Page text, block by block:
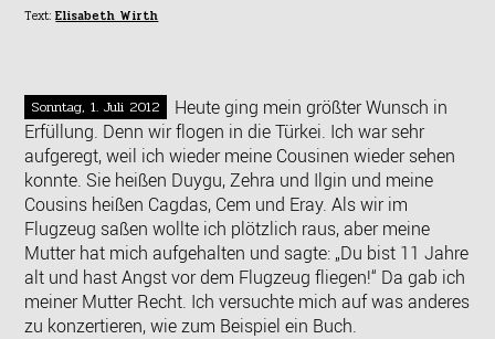
Text:Elisabeth Wirth
Sonntag, 1. Juli 2012
Heute ging mein größter Wunsch in
Erfüllung. Denn wir flogen in die Türkei. Ich war sehr
aufgeregt, weil ich wieder meine Cousinen wieder sehen
konnte. Sie heißen Duygu, Zehra und Ilgin und meine
Cousins heißen Cagdas, Cem und Eray. Als wir im
Flugzeug saßen wollte ich plötzlich raus, aber meine
Mutter hat mich aufgehalten und sagte: „Du bist 11 Jahre
alt und hast Angst vor dem Flugzeug fliegen!“ Da gab ich
meiner Mutter Recht. Ich versuchte mich auf was anderes
zu konzertieren, wie zum Beispiel ein Buch.